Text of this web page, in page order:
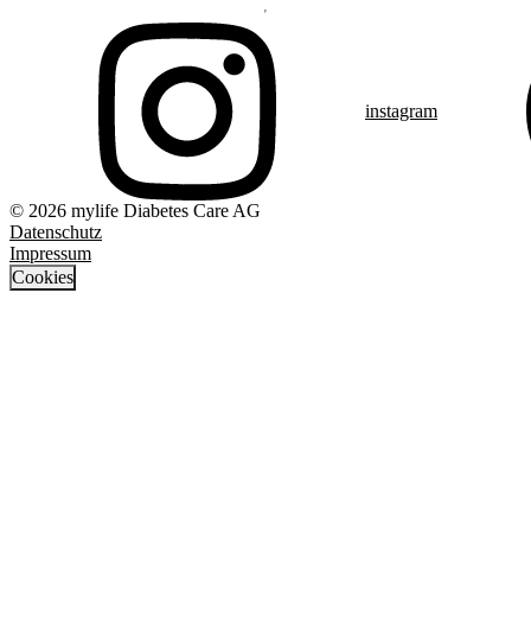
instagram
© 2026 mylife Diabetes Care AG
Datenschutz
Impressum
Cookies